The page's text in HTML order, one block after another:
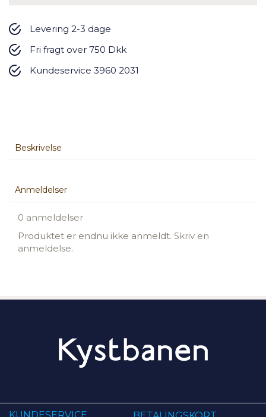
Levering 2-3 dage
Fri fragt over 750 Dkk
Kundeservice 3960 2031
Beskrivelse
Anmeldelser
0 anmeldelser
Produktet er endnu ikke anmeldt. Skriv en
anmeldelse.
KUNDESERVICE